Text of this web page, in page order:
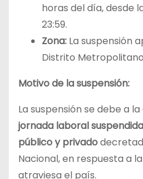
horas del día, desde
23:59.
Zona: La suspensión
Distrito
Motivo de la suspensión:
La suspensión se debe a la
jornada laboral
público y privado
Nacional, en respuesta a
atraviesa el país.